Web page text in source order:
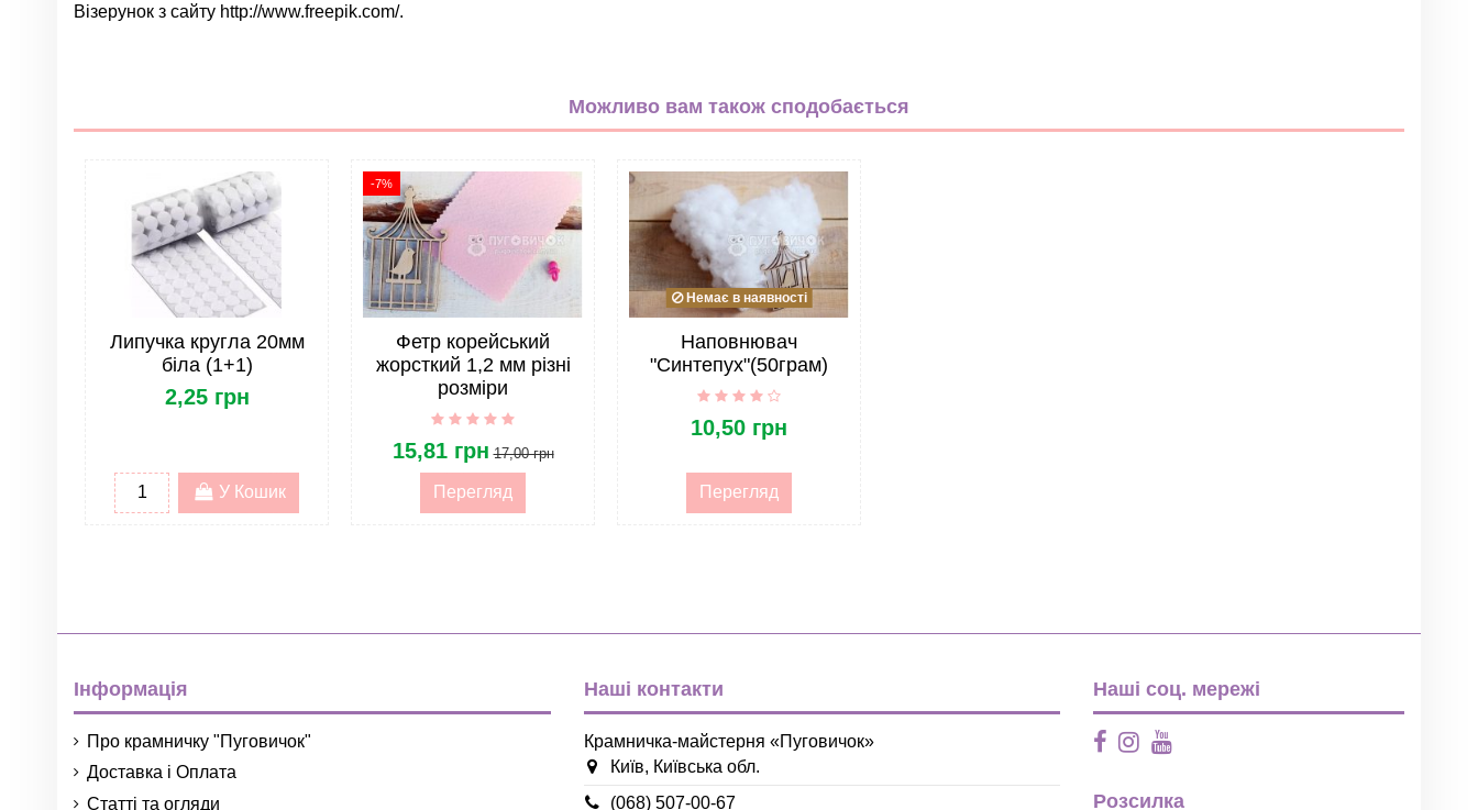
Візерунок з сайту http://www.freepik.com/.
коричневий
оранжевий
Матеріал Фетр
20*30см
Корея
Жорсткість фетру Жорсткий
опт
ОПТ. Група товару Фетр і войлок
Можливо вам також сподобається
Липучка кругла 20мм
біла (1+1)
2,25 грн
У Кошик
-7%
Фетр корейський
жорсткий 1,2 мм різні
розміри
15,81 грн 17,00 грн
Перегляд
Немає в наявності
Наповнювач
"Синтепух"(50грам)
10,50 грн
Перегляд
Інформація
Про крамничку "Пуговичок"
Доставка і Оплата
Статті та огляди
Наші контакти
Крамничка-майстерня «Пуговичок»
Київ, Київська обл.
(068) 507-00-67
Наші соц. мережі
Розсилка